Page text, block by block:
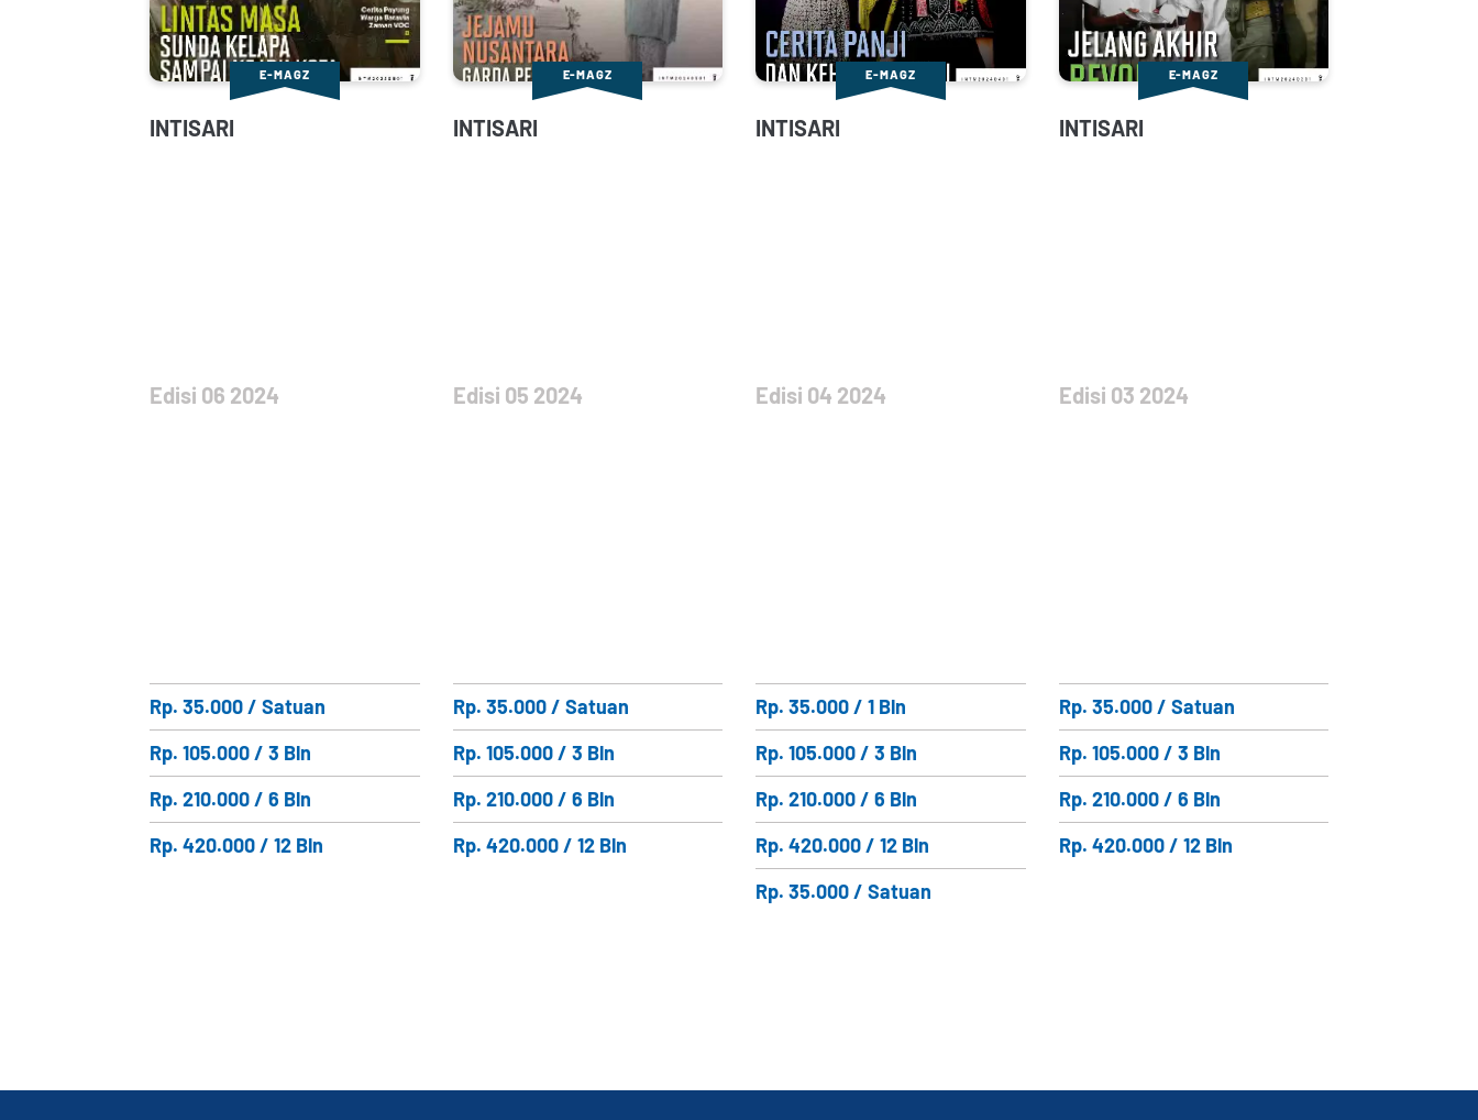
E-MAGZ
INTISARI
Edisi 06 2024
Rp. 35.000 / Satuan
Rp. 105.000 / 3 Bln
Rp. 210.000 / 6 Bln
Rp. 420.000 / 12 Bln
E-MAGZ
INTISARI
Edisi 05 2024
Rp. 35.000 / Satuan
Rp. 105.000 / 3 Bln
Rp. 210.000 / 6 Bln
Rp. 420.000 / 12 Bln
E-MAGZ
INTISARI
Edisi 04 2024
Rp. 35.000 / 1 Bln
Rp. 105.000 / 3 Bln
Rp. 210.000 / 6 Bln
Rp. 420.000 / 12 Bln
Rp. 35.000 / Satuan
E-MAGZ
INTISARI
Edisi 03 2024
Rp. 35.000 / Satuan
Rp. 105.000 / 3 Bln
Rp. 210.000 / 6 Bln
Rp. 420.000 / 12 Bln